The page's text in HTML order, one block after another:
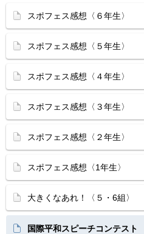
スポフェス感想〈６年生〉
スポフェス感想〈５年生〉
スポフェス感想〈４年生〉
スポフェス感想〈３年生〉
スポフェス感想〈２年生〉
スポフェス感想〈1年生〉
大きくなあれ！〈５・6組〉
国際平和スピーチコンテス